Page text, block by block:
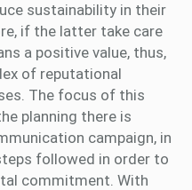
sustainability in their
if the latter take care
a positive value, thus,
of reputational
The focus of this
planning there is
campaign, in
followed in order to
commitment. With